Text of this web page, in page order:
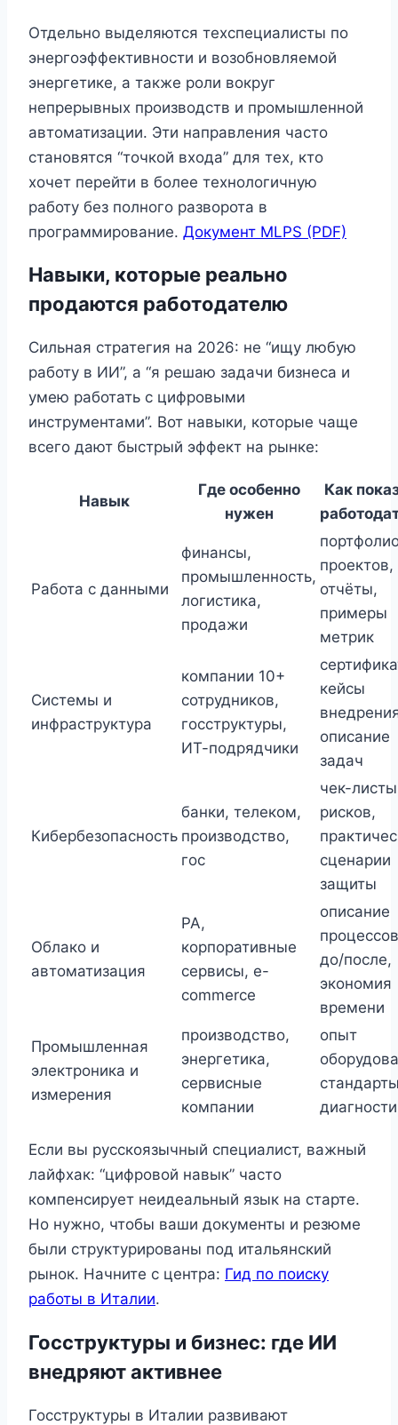
Отдельно выделяются техспециалисты по
энергоэффективности и возобновляемой
энергетике, а также роли вокруг
непрерывных производств и промышленной
автоматизации. Эти направления часто
становятся “точкой входа” для тех, кто
хочет перейти в более технологичную
работу без полного разворота в
программирование. Документ MLPS (PDF)
Навыки, которые реально
продаются работодателю
Сильная стратегия на 2026: не “ищу любую
работу в ИИ”, а “я решаю задачи бизнеса и
умею работать с цифровыми
инструментами”. Вот навыки, которые чаще
всего дают быстрый эффект на рынке:
Навык
Где особенно
нужен
Как
Работа с данными
финансы,
промышленность,
логистика,
продажи
проектов,
отчёты,
примеры
метрик
Системы и
инфраструктура
компании 10+
сотрудников,
госструктуры,
ИТ-подрядчики
кейсы
описание
задач
Кибербезопасность
банки, телеком,
производство,
гос
чек-листы
рисков,
сценарии
защиты
Облако и
автоматизация
PA,
корпоративные
сервисы, e-
commerce
описание
до/после,
экономия
времени
Промышленная
электроника и
измерения
производство,
энергетика,
сервисные
компании
опыт
Если вы русскоязычный специалист, важный
лайфхак: “цифровой навык” часто
компенсирует неидеальный язык на старте.
Но нужно, чтобы ваши документы и резюме
были структурированы под итальянский
рынок. Начните с центра: Гид по поиску
работы в Италии.
Госструктуры и бизнес: где ИИ
внедряют активнее
Госструктуры в Италии развивают